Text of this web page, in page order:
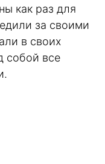
как раз для
за своими
в своих
собой все